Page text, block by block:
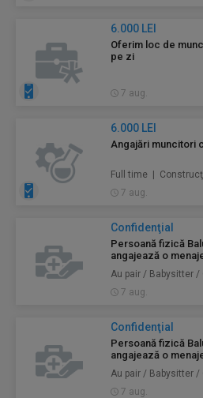
6.000 LEI
Oferim loc de
pe zi
7 aug.
6.000 LEI
Angajări muncitori
Full time |
7 aug.
Confidenţial
Persoană fizică
angajează o
Au pair / Babysitter /
7 aug.
Confidenţial
Persoană fizică
angajează o
Au pair / Babysitter /
7 aug.